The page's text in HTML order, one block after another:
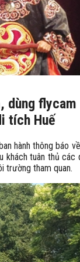
dùng
tích Huế
hành thông báo
khách tuân thủ các
trường tham quan.